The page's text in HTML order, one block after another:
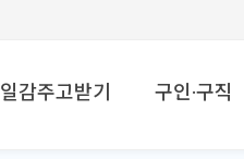
일감주고받기 구인·구직